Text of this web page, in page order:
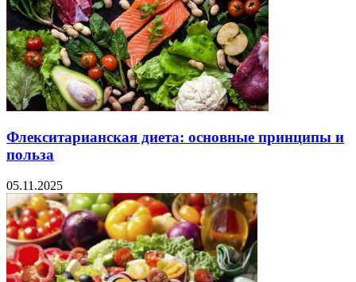
Флекситарианская диета: основные принципы и
польза
05.11.2025